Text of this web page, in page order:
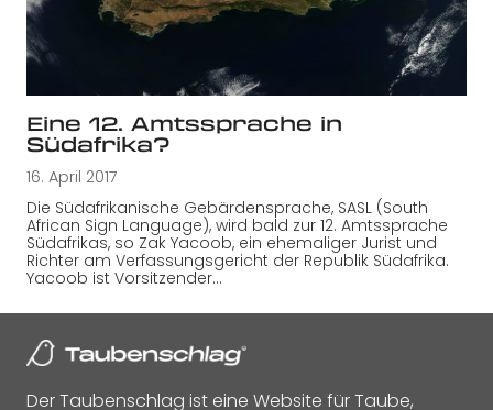
Eine 12. Amtssprache in
Südafrika?
16. April 2017
Die Südafrikanische Gebärdensprache, SASL (South
African Sign Language), wird bald zur 12. Amtssprache
Südafrikas, so Zak Yacoob, ein ehemaliger Jurist und
Richter am Verfassungsgericht der Republik Südafrika.
Yacoob ist Vorsitzender…
Der Taubenschlag ist eine Website für Taube,